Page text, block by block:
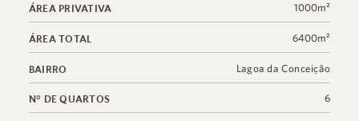
ÁREA PRIVATIVA 1000m²
ÁREA TOTAL 6400m²
BAIRRO Lagoa da Conceição
N° DE QUARTOS 6